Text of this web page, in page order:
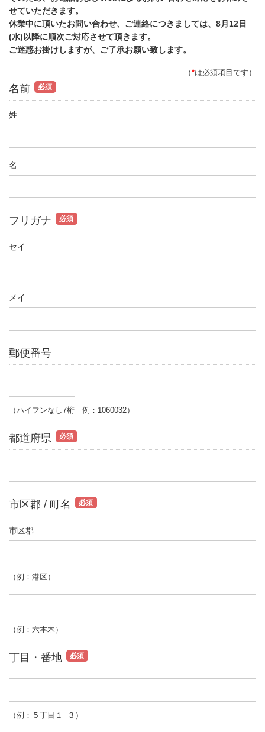
せていただきます。
休業中に頂いたお問い合わせ、ご連絡につきましては、8月12日
(水)以降に順次ご対応させて頂きます。
ご迷惑お掛けしますが、ご了承お願い致します。